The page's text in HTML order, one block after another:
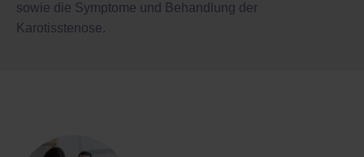
sowie die Symptome und Behandlung der
Karotisstenose.